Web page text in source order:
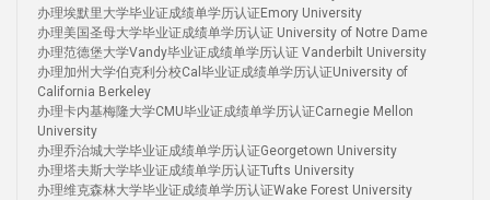
办理埃默里大学毕业证成绩单学历认证Emory University
办理美国圣母大学毕业证成绩单学历认证 University of Notre Dame
办理范德堡大学Vandy毕业证成绩单学历认证 Vanderbilt University
办理加州大学伯克利分校Cal毕业证成绩单学历认证University of
California Berkeley
办理卡内基梅隆大学CMU毕业证成绩单学历认证Carnegie Mellon
University
办理乔治城大学毕业证成绩单学历认证Georgetown University
办理塔夫斯大学毕业证成绩单学历认证Tufts University
办理维克森林大学毕业证成绩单学历认证Wake Forest University